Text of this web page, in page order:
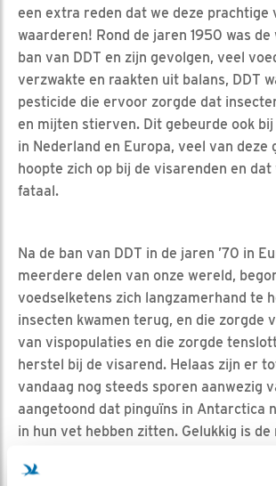
een extra reden dat we deze prachtige
waarderen! Rond de jaren 1950 was de
ban van DDT en zijn gevolgen, veel
verzwakte en raakten uit balans, DDT
pesticide die ervoor zorgde dat
en mijten stierven. Dit gebeurde ook
in Nederland en Europa, veel van deze
hoopte zich op bij de visarenden en dat
fataal.
Na de ban van DDT in de jaren ’70 in
meerdere delen van onze wereld,
voedselketens zich langzamerhand te
insecten kwamen terug, en die zorgde
van vispopulaties en die zorgde
herstel bij de visarend. Helaas zijn er
vandaag nog steeds sporen aanwezig
aangetoond dat pinguïns in Antarctica
in hun vet hebben zitten. Gelukkig is de
herstellen. Laten we nu maar eens